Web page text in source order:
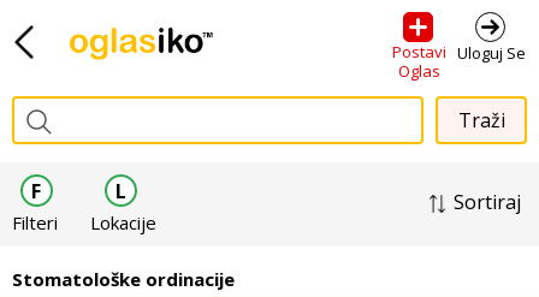
Postavi
Oglas
Uloguj Se
Sortiraj
F
Filteri
L
Lokacije
Stomatološke ordinacije